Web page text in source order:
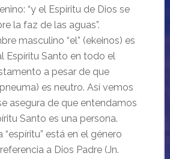
“y el Espíritu de Dios se
la faz de las aguas”.
masculino “el” (ekeinos) es
Espíritu Santo en todo el
a pesar de que
es neutro. Así vemos
asegura de que entendamos
Santo es una persona.
“espíritu” está en el género
a Dios Padre (Jn.